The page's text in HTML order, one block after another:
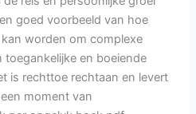
goed voorbeeld van hoe
worden om complexe
toegankelijke en boeiende
is rechttoe rechtaan en levert
moment van